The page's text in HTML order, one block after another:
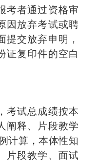
考者通过资格审
因放弃考试或聘
提交放弃申明，
证复印件的空白
考试总成绩按本
阐释、片段教学
计算，本体性知
片段教学、面试